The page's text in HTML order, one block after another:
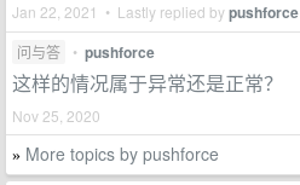
Jan 22, 2021 • Lastly replied bypushforce
问与答 • pushforce
这样的情况属于异常还是正常？
Nov 25, 2020
» More topics by pushforce